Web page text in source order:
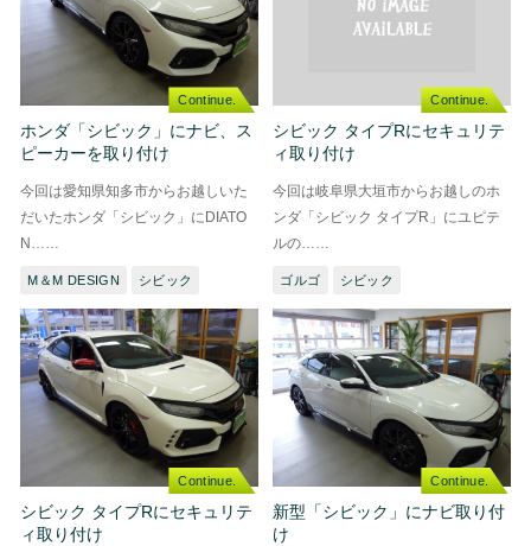
Continue.
ホンダ「シビック」にナビ、ス
ピーカーを取り付け
今回は愛知県知多市からお越しいた
だいたホンダ「シビック」にDIATO
N……
M＆M DESIGN シビック
Continue.
シビック タイプRにセキュリテ
ィ取り付け
今回は岐阜県大垣市からお越しのホ
ンダ「シビック タイプR」にユピテ
ルの……
ゴルゴ シビック
Continue.
シビック タイプRにセキュリテ
ィ取り付け
Continue.
新型「シビック」にナビ取り付
け